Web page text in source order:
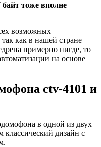
тоже вполне
возможных
как в нашей стране
примерно нигде, то
на основе
ctv-4101 и
в одной из двух
дизайн с